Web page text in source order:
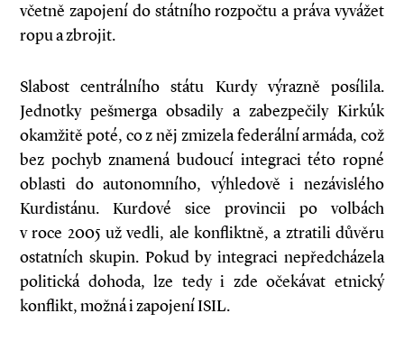
včetně zapojení do státního rozpočtu a práva vyvážet
ropu a zbrojit.
Slabost centrálního státu Kurdy výrazně posílila.
Jednotky pešmerga obsadily a zabezpečily Kirkúk
okamžitě poté, co z něj zmizela federální armáda, což
bez pochyb znamená budoucí integraci této ropné
oblasti do autonomního, výhledově i nezávislého
Kurdistánu. Kurdové sice provincii po volbách
v roce 2005 už vedli, ale konfliktně, a ztratili důvěru
ostatních skupin. Pokud by integraci nepředcházela
politická dohoda, lze tedy i zde očekávat etnický
konflikt, možná i zapojení ISIL.